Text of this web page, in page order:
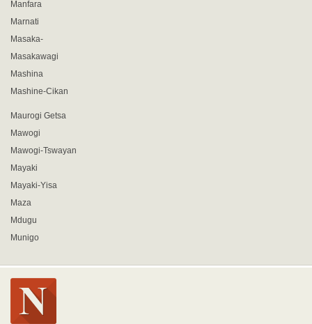
Manfara
Marnati
Masaka-
Masakawagi
Mashina
Mashine-Cikan
Maurogi Getsa
Mawogi
Mawogi-Tswayan
Mayaki
Mayaki-Yisa
Maza
Mdugu
Munigo